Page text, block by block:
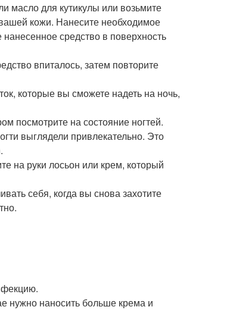
масло для кутикулы или возьмите
кожи. Нанесите необходимое
средство в поверхность
впиталось, затем повторите
которые вы сможете надеть на ночь,
посмотрите на состояние ногтей.
выглядели привлекательно. Это
на руки лосьон или крем, который
себя, когда вы снова захотите
нужно наносить больше крема и